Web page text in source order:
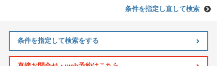
条件を指定し直して検索
条件を指定して検索をする